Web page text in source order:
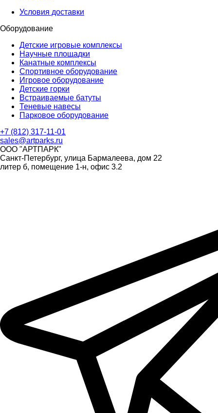
Условия доставки
Оборудование
Детские игровые комплексы
Научные площадки
Канатные комплексы
Спортивное оборудование
Игровое оборудование
Детские горки
Встраиваемые батуты
Теневые навесы
Парковое оборудование
+7 (812) 317-11-01
sales@artparks.ru
ООО "АРТПАРК"
Санкт-Петербург, улица Бармалеева, дом 22
литер б, помещение 1-н, офис 3.2